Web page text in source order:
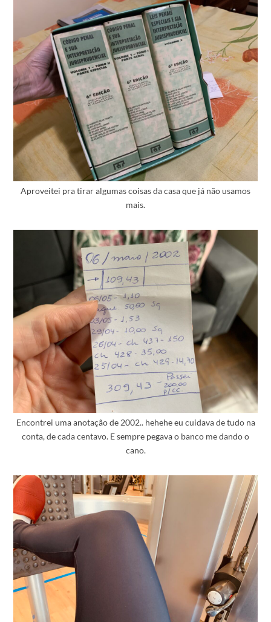
Aproveitei pra tirar algumas coisas da casa que já não usamos
mais.
Encontrei uma anotação de 2002.. hehehe eu cuidava de tudo na
conta, de cada centavo. E sempre pegava o banco me dando o
cano.